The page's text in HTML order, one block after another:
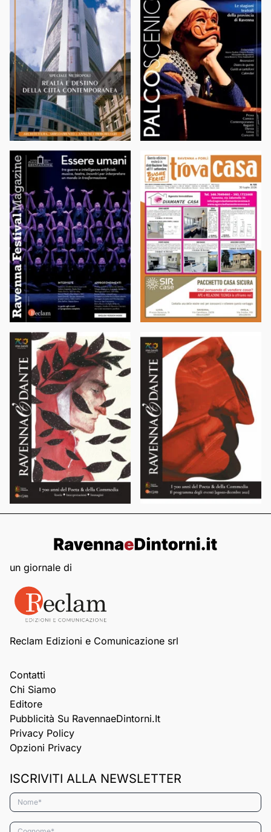
un giornale di
Reclam Edizioni e Comunicazione srl
Contatti
Chi Siamo
Editore
Pubblicità Su RavennaeDintorni.it
Privacy Policy
Opzioni Privacy
ISCRIVITI ALLA NEWSLETTER
Nome*
Cognome*